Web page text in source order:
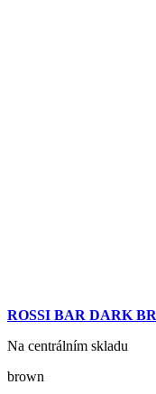
ROSSI BAR DARK
Na centrálním skladu
brown